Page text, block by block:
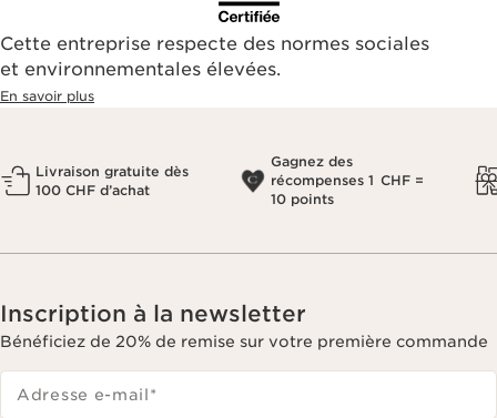
Cette entreprise respecte des normes sociales
et environnementales élevées.
En savoir plus
Livraison gratuite dès
100 CHF d’achat
Gagnez des
récompenses 1 CHF =
10 points
Inscription à la newsletter
Bénéficiez de 20% de remise sur votre première commande
Adresse e-mail*